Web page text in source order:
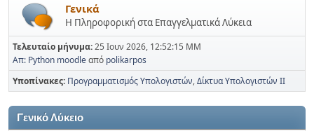
Γενικά
Η Πληροφορική στα Επαγγελματικά Λύκεια
Τελευταίο μήνυμα:25 Ιουν 2026, 12:52:15 ΜΜ
Απ: Python moodleαπό polikarpos
Υποπίνακες Προγραμματισμός Υπολογιστών Δίκτυα Υπολογιστών ΙΙ
Γενικό Λύκειο